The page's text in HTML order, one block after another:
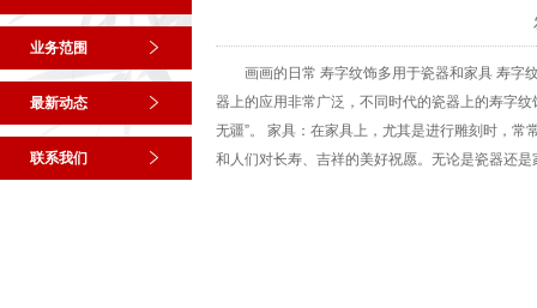
业务范围
最新动态
联系我们
画画的日常 寿字纹饰多用于瓷器和家具‌ 寿字
器上的应用非常广泛，不同时代的瓷器上的寿字
无疆”。 ‌家具‌：在家具上，尤其是进行雕刻时，常
和人们对长寿、吉祥的美好祝愿。无论是瓷器还